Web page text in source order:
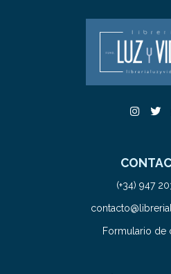
(+34) 947
Formulario de